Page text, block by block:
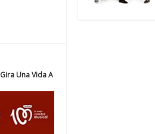
Gira Una Vida A